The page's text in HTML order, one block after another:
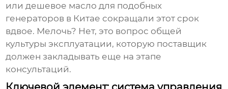
или дешевое масло для подобных
генераторов в Китае сокращали этот срок
вдвое. Мелочь? Нет, это вопрос общей
культуры эксплуатации, которую поставщик
должен закладывать еще на этапе
консультаций.